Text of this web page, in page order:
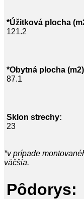
*Úžitková plocha
121.2
*Obytná plocha
87.1
Sklon strechy:
23
*v prípade
väčšia.
Pôdorys: